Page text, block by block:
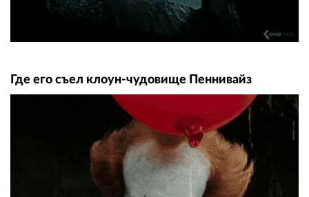
Где его съел клоун-чудовище Пеннивайз